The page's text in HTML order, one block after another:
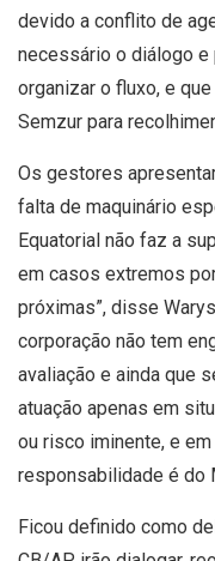
devido a conflito de
necessário o diálogo e
organizar o fluxo, e
Semzur para
Os gestores
falta de maquinário
Equatorial não faz a
em casos extremos
próximas”, disse
corporação não tem
avaliação e ainda que
atuação apenas em
ou risco iminente, e
responsabilidade é do
Ficou definido como